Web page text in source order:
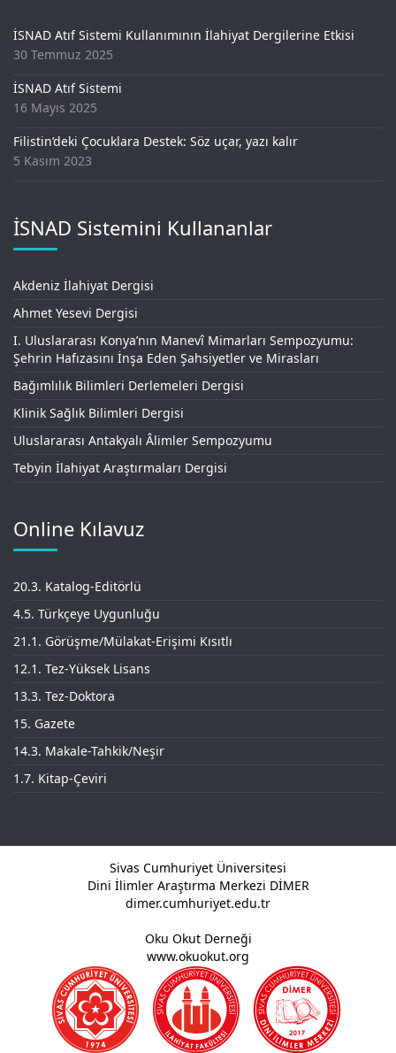
İSNAD Atıf Sistemi Kullanımının İlahiyat Dergilerine Etkisi
30 Temmuz 2025
İSNAD Atıf Sistemi
16 Mayıs 2025
Filistin’deki Çocuklara Destek: Söz uçar, yazı kalır
5 Kasım 2023
İSNAD Sistemini Kullananlar
Akdeniz İlahiyat Dergisi
Ahmet Yesevi Dergisi
I. Uluslararası Konya’nın Manevî Mimarları Sempozyumu:
Şehrin Hafızasını İnşa Eden Şahsiyetler ve Mirasları
Bağımlılık Bilimleri Derlemeleri Dergisi
Klinik Sağlık Bilimleri Dergisi
Uluslararası Antakyalı Âlimler Sempozyumu
Tebyin İlahiyat Araştırmaları Dergisi
Online Kılavuz
20.3. Katalog-Editörlü
4.5. Türkçeye Uygunluğu
21.1. Görüşme/Mülakat-Erişimi Kısıtlı
12.1. Tez-Yüksek Lisans
13.3. Tez-Doktora
15. Gazete
14.3. Makale-Tahkik/Neşir
1.7. Kitap-Çeviri
Sivas Cumhuriyet Üniversitesi
Dini İlimler Araştırma Merkezi DİMER
dimer.cumhuriyet.edu.tr
Oku Okut Derneği
www.okuokut.org